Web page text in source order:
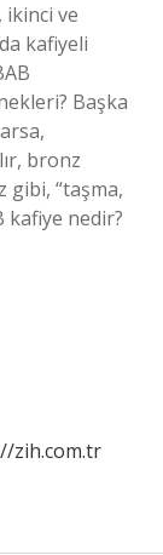
ikinci ve
kafiyeli
Başka
bronz
gibi, “taşma,
kafiye nedir?
zih.com.tr